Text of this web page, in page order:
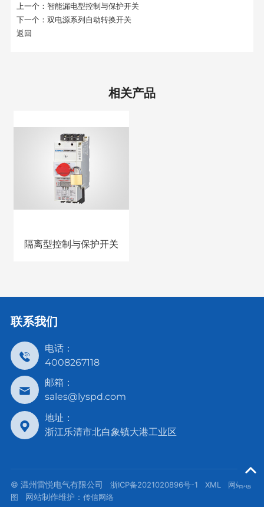
上一个： 智能漏电型控制与保护开关
下一个： 双电源系列自动转换开关
返回
相关产品
隔离型控制与保护开关
联系我们
电话：
4008267118
邮箱：
sales@lyspd.com
地址：
浙江乐清市北白象镇大港工业区
© 温州雷悦电气有限公司 浙ICP备2021020896号-1 XML
网站地
图 网站制作维护： 传信网络